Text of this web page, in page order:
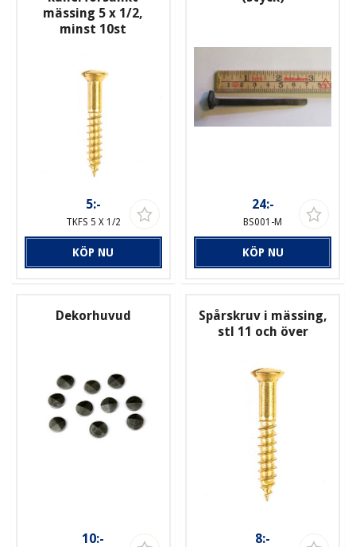
mässing 5 x 1/2,
minst 10st
5:-
TKFS 5 X 1/2
KÖP NU
24:-
BS001-M
KÖP NU
Dekorhuvud
10:-
Spårskruv i mässing,
stl 11 och över
8:-